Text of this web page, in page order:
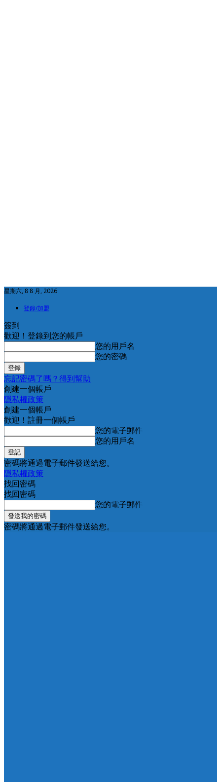
星期六, 8 8 月, 2026
登錄/加盟
簽到
歡迎！登錄到您的帳戶
您的用戶名
您的密碼
忘記密碼了嗎？得到幫助
創建一個帳戶
隱私權政策
創建一個帳戶
歡迎！註冊一個帳戶
您的電子郵件
您的用戶名
密碼將通過電子郵件發送給您。
隱私權政策
找回密碼
找回密碼
您的電子郵件
密碼將通過電子郵件發送給您。